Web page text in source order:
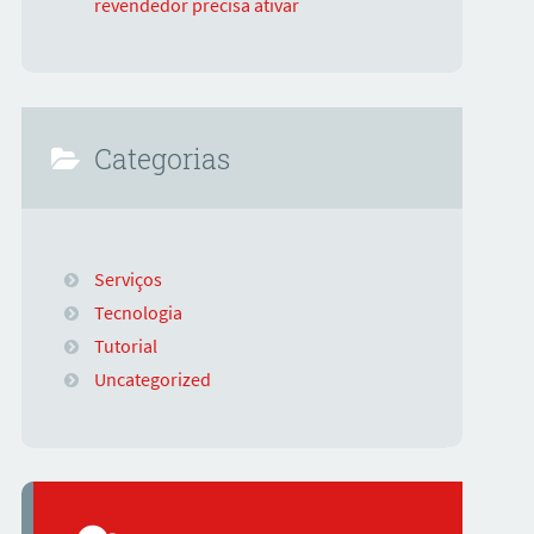
Categorias
Serviços
Tecnologia
Tutorial
Uncategorized